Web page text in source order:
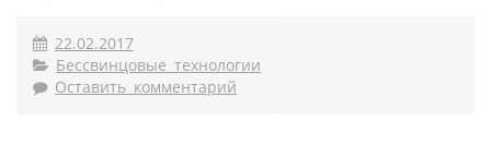
22.02.2017
Бессвинцовые технологии
Оставить комментарий